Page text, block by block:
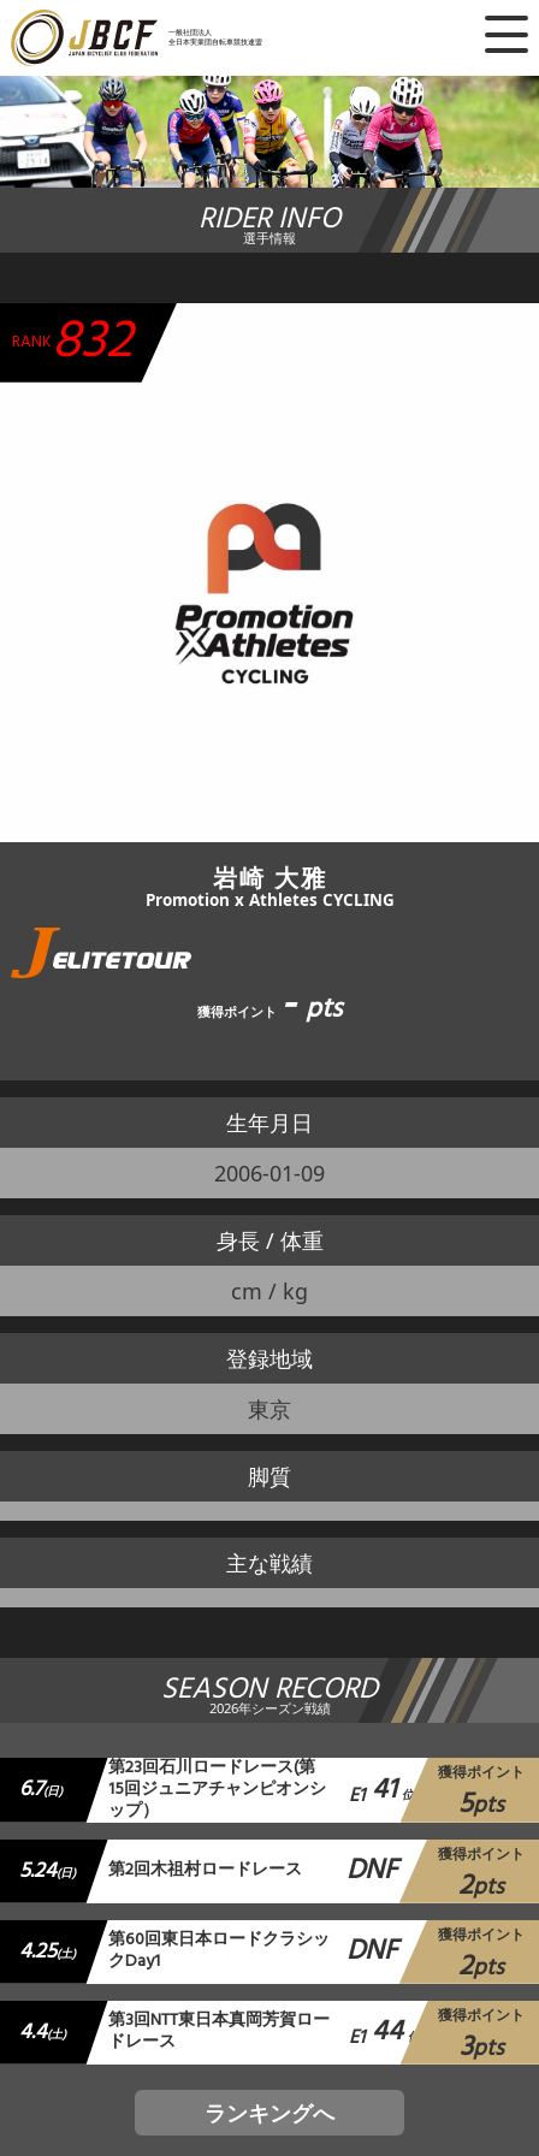
一般社団法人
全日本実業団自転車競技連盟
×
ニュース
レース日程
ランキング
エントリー
JBCF ROAD SERIESとは
RIDER INFO
選手情報
RANK 832
岩崎 大雅
Promotion x Athletes CYCLING
獲得ポイント -pts
生年月日
2006-01-09
身長 / 体重
cm / kg
登録地域
東京
脚質
主な戦績
SEASON RECORD
2026年シーズン戦績
6.7(日)
第23回石川ロードレース(第
15回ジュニアチャンピオンシ
ップ） E1 41 位
獲得ポイント
5pts
5.24(日) 第2回木祖村ロードレース DNF 獲得ポイント
2pts
4.25(土) 第60回東日本ロードクラシッ
クDay1 DNF 獲得ポイント
2pts
4.4(土) 第3回NTT東日本真岡芳賀ロー
ドレース E1 44 位
獲得ポイント
3pts
ランキングへ